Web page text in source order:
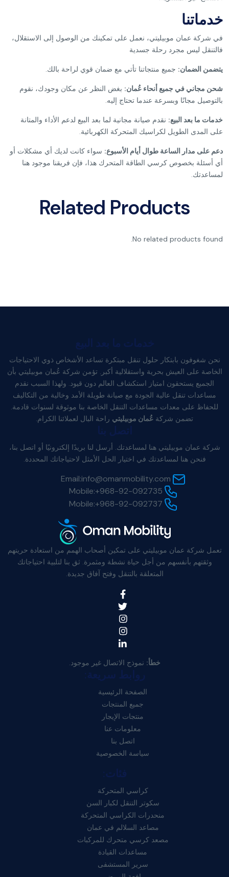
خدماتنا
في شركة عمان موبيليتي، نعمل على تمكينك من الوصول إلى الاستقلال،
فالتنقل ليس مجرد رحلة جسدية
يتضمن الضمان: جميع منتجاتنا تأتي مع ضمان قوي لراحة بالك.
شحن مجاني في جميع أنحاء عُمان: بغض النظر عن مكان وجودك، نقوم
بالتوصيل مجانًا وبسرعة عندما تحتاج إليه.
خدمات ما بعد البيع: نقدم صيانة مجانية لما بعد البيع لدعم الأداء والمتانة
على المدى الطويل لكراسيك المتحركة الكهربائية.
دعم على مدار الساعة طوال أيام الأسبوع: سواء كانت لديك أي مشكلات أو
أي أسئلة بخصوص كرسي الطاقة المتحرك هذا، فإن فريقنا موجود هنا
لمساعدتك.
Related Products
No related products found.
خدمات ما بعد البيع
نحن شغوفون بابتكار حلول تنقل مبتكرة تساعد الأشخاص ذوي الاحتياجات
الخاصة على العيش بحرية واستقلالية أكبر. تؤمن شركة عُمان موبيليتي بأن
الجميع يستحقون امتياز استكشاف العالم دون قيود. ولهذا السبب نقدم
مساعدات تنقل عالية الجودة مع صيانة طويلة الأمد وخالية من التكاليف
للحفاظ على معدات مساعدات التنقل الخاصة بنا موثوقة لسنوات قادمة.
تضمن شركة عُمان موبيليتي راحة البال لعملائنا الكرام.
اتصل بنا
شركة عمان موبيليتي هنا لمساعدتك. أرسل لنا بريدًا إلكترونيًا أو اتصل بنا،
فنحن هنا لمساعدتك في اختيار الحل الأمثل لاحتياجاتك المحددة.
Email:info@omanmobility.com
Mobile:+968-92-092735
Mobile:+968-92-092737
تعمل شركة عمان موبيليتي على تمكين أصحاب الهمم من استعادة حريتهم
وثقتهم بأنفسهم من أجل حياة نشطة ومثمرة. ثق بنا لتلبية احتياجاتك
المتعلقة بالتنقل وفتح آفاق جديدة.
خطأ: نموذج الاتصال غير موجود.
روابط سريعة:
الصفحة الرئيسية
جميع المنتجات
منتجات الإيجار
معلومات عنا
اتصل بنا
سياسة الخصوصية
فئات:
كراسي المتحركة
سكوتر التنقل لكبار السن
منحدرات الكراسي المتحركة
مصاعد السلالم في عمان
مصعد كرسي متحرك للمركبات
مساعدات القيادة
سرير المستشفى